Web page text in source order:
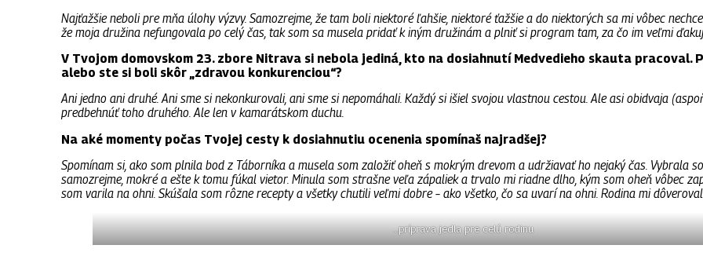
Najťažšie neboli pre mňa úlohy výzvy. Samozrejme, že tam boli niektoré ľahšie, niektoré ťažšie a do niektorých sa mi vôbec
že moja družina nefungovala po celý čas, tak som sa musela pridať k iným družinám a plniť si program tam, za čo im veľmi
V Tvojom domovskom 23. zbore Nitrava si nebola jediná, kto na dosiahnutí Medvedieho skauta pracoval.
alebo ste si boli skôr „zdravou konkurenciou“?
Ani jedno ani druhé. Ani sme si nekonkurovali, ani sme si nepomáhali. Každý si išiel svojou vlastnou cestou. Ale asi obidvaja
predbehnúť toho druhého. Ale len v kamarátskom duchu.
Na aké momenty počas Tvojej cesty k dosiahnutiu ocenenia spomínaš najradšej?
Spomínam si, ako som plnila bod z Táborníka a musela som založiť oheň s mokrým drevom a udržiavať ho nejaký čas. Vybrala
samozrejme, mokré a ešte k tomu fúkal vietor. Minula som strašne veľa zápaliek a trvalo mi riadne dlho, kým som oheň vôbec
som varila na ohni. Skúšala som rôzne recepty a všetky chutili veľmi dobre – ako všetko, čo sa uvarí na ohni. Rodina mi
…príprava jedla pre celú rodinu